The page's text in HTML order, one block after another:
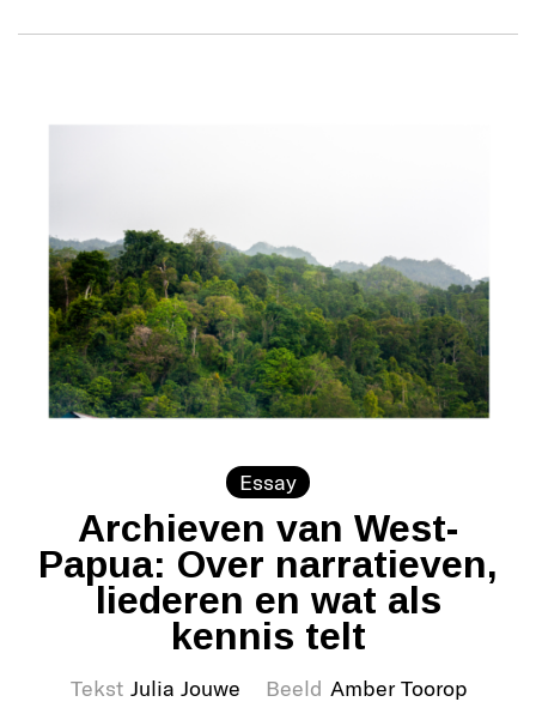
Essay
Archieven van West-
Papua: Over narratieven,
liederen en wat als
kennis telt
Tekst Julia Jouwe Beeld Amber Toorop